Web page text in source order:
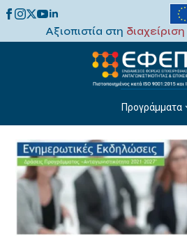
Αξιοπιστία στη διαχείριση
Προγράμματα